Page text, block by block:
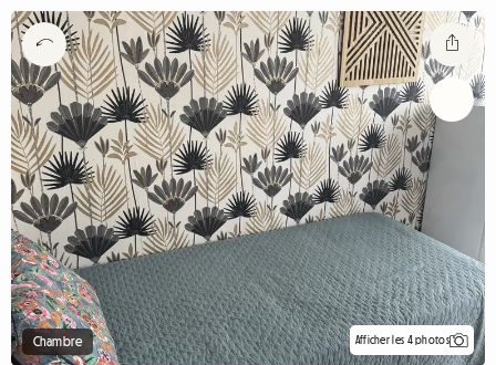
Chambre Afficher les 4 photos